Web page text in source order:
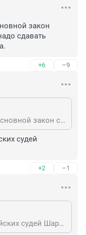
закон
сдавать
+6 –9
Это Шариковы не открывали основной закон своей страны, а вот мигрантам надо сдавать экзамен по основам государства.
судей
+2 –1
Не надо американских и английских судей Шариковыми называть.